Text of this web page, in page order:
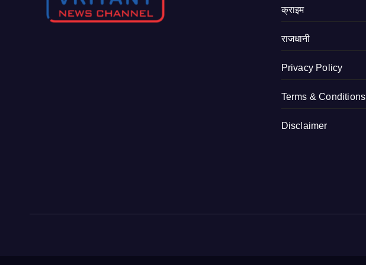
क्राइम
राजधानी
Privacy Policy
Terms & Conditions
Disclaimer